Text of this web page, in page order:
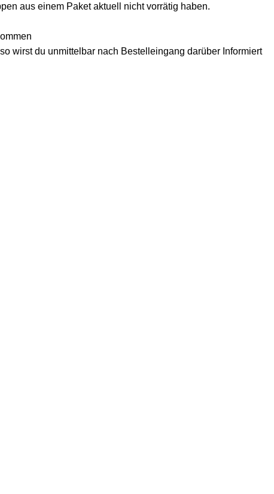
aus einem Paket aktuell nicht vorrätig haben.
wirst du unmittelbar nach Bestelleingang darüber Informiert